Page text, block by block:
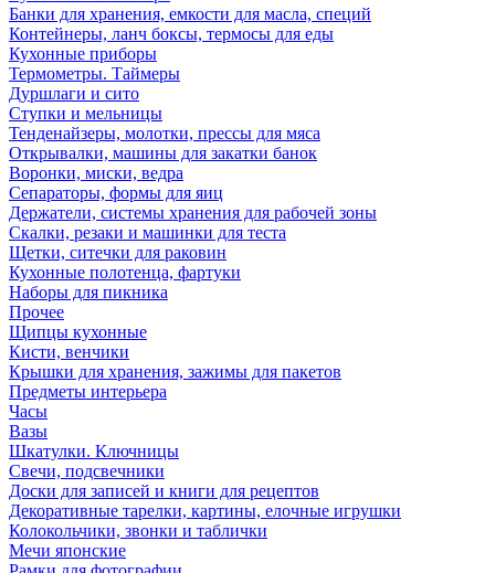
Банки для хранения, емкости для масла, специй
Контейнеры, ланч боксы, термосы для еды
Кухонные приборы
Термометры. Таймеры
Дуршлаги и сито
Ступки и мельницы
Тенденайзеры, молотки, прессы для мяса
Открывалки, машины для закатки банок
Воронки, миски, ведра
Сепараторы, формы для яиц
Держатели, системы хранения для рабочей зоны
Скалки, резаки и машинки для теста
Щетки, ситечки для раковин
Кухонные полотенца, фартуки
Наборы для пикника
Прочее
Щипцы кухонные
Кисти, венчики
Крышки для хранения, зажимы для пакетов
Предметы интерьера
Часы
Вазы
Шкатулки. Ключницы
Свечи, подсвечники
Доски для записей и книги для рецептов
Декоративные тарелки, картины, елочные игрушки
Колокольчики, звонки и таблички
Мечи японские